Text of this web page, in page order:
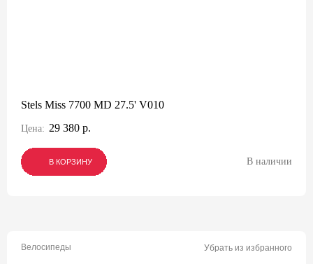
Stels Miss 7700 MD 27.5' V010
Цена: 29 380 р.
В КОРЗИНУ
В КОРЗИНУ
В КОРЗИНУ В наличии
Велосипеды Убрать из избранного